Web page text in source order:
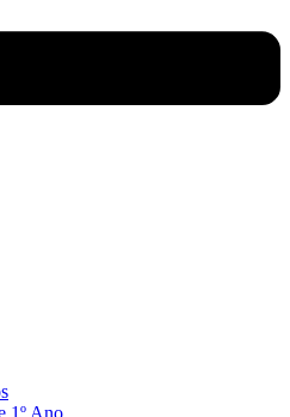
1º Ano